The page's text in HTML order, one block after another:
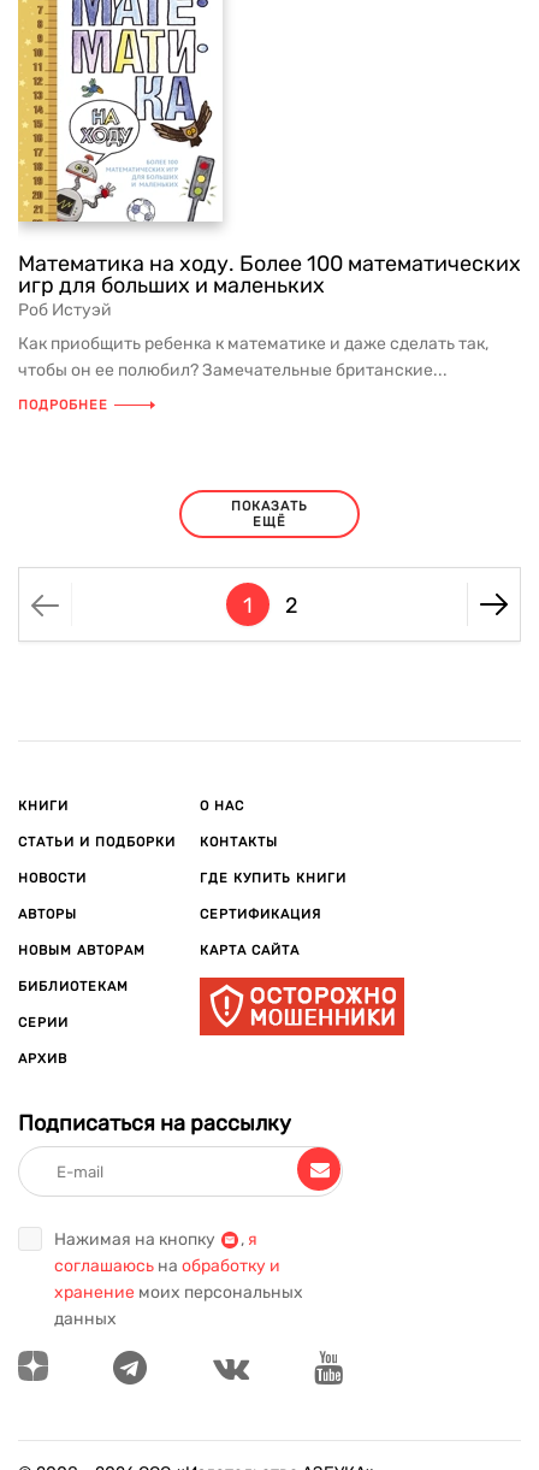
Математика на ходу. Более 100 математических
игр для больших и маленьких
Роб Истуэй
Как приобщить ребенка к математике и даже сделать так,
чтобы он ее полюбил? Замечательные британские...
ПОДРОБНЕЕ
ПОКАЗАТЬ
ЕЩЁ
1 2
КНИГИ
СТАТЬИ И ПОДБОРКИ
НОВОСТИ
АВТОРЫ
НОВЫМ АВТОРАМ
БИБЛИОТЕКАМ
СЕРИИ
АРХИВ
О НАС
КОНТАКТЫ
ГДЕ КУПИТЬ КНИГИ
СЕРТИФИКАЦИЯ
КАРТА САЙТА
Подписаться на рассылку
Нажимая на кнопку , я
соглашаюсь на обработку и
хранение моих персональных
данных